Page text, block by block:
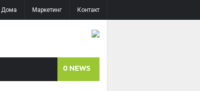
Дома Маркетинг Контакт
0 NEWS